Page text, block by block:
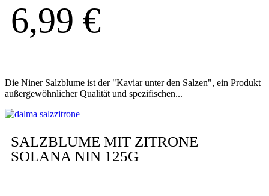
6,99 €
Die Niner Salzblume ist der "Kaviar unter den Salzen", ein Produkt
außergewöhnlicher Qualität und spezifischen...
SALZBLUME MIT ZITRONE
SOLANA NIN 125G